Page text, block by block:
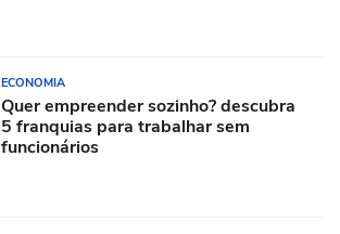
ECONOMIA
Quer empreender sozinho? descubra
5 franquias para trabalhar sem
funcionários